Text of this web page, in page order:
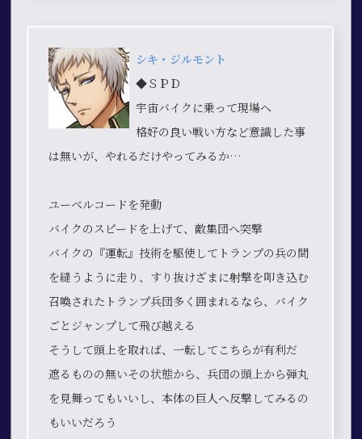
シキ・ジルモント
◆ＳＰＤ
宇宙バイクに乗って現場へ
格好の良い戦い方など意識した事
は無いが、やれるだけやってみるか…
ユーベルコードを発動
バイクのスピードを上げて、敵集団へ突撃
バイクの『運転』技術を駆使してトランプの兵の間
を縫うように走り、すり抜けざまに射撃を叩き込む
召喚されたトランプ兵団多く囲まれるなら、バイク
ごとジャンプして飛び越える
そうして頭上を取れば、一転してこちらが有利だ
遮るものの無いその状態から、兵団の頭上から弾丸
を見舞ってもいいし、本体の巨人へ反撃してみるの
もいいだろう